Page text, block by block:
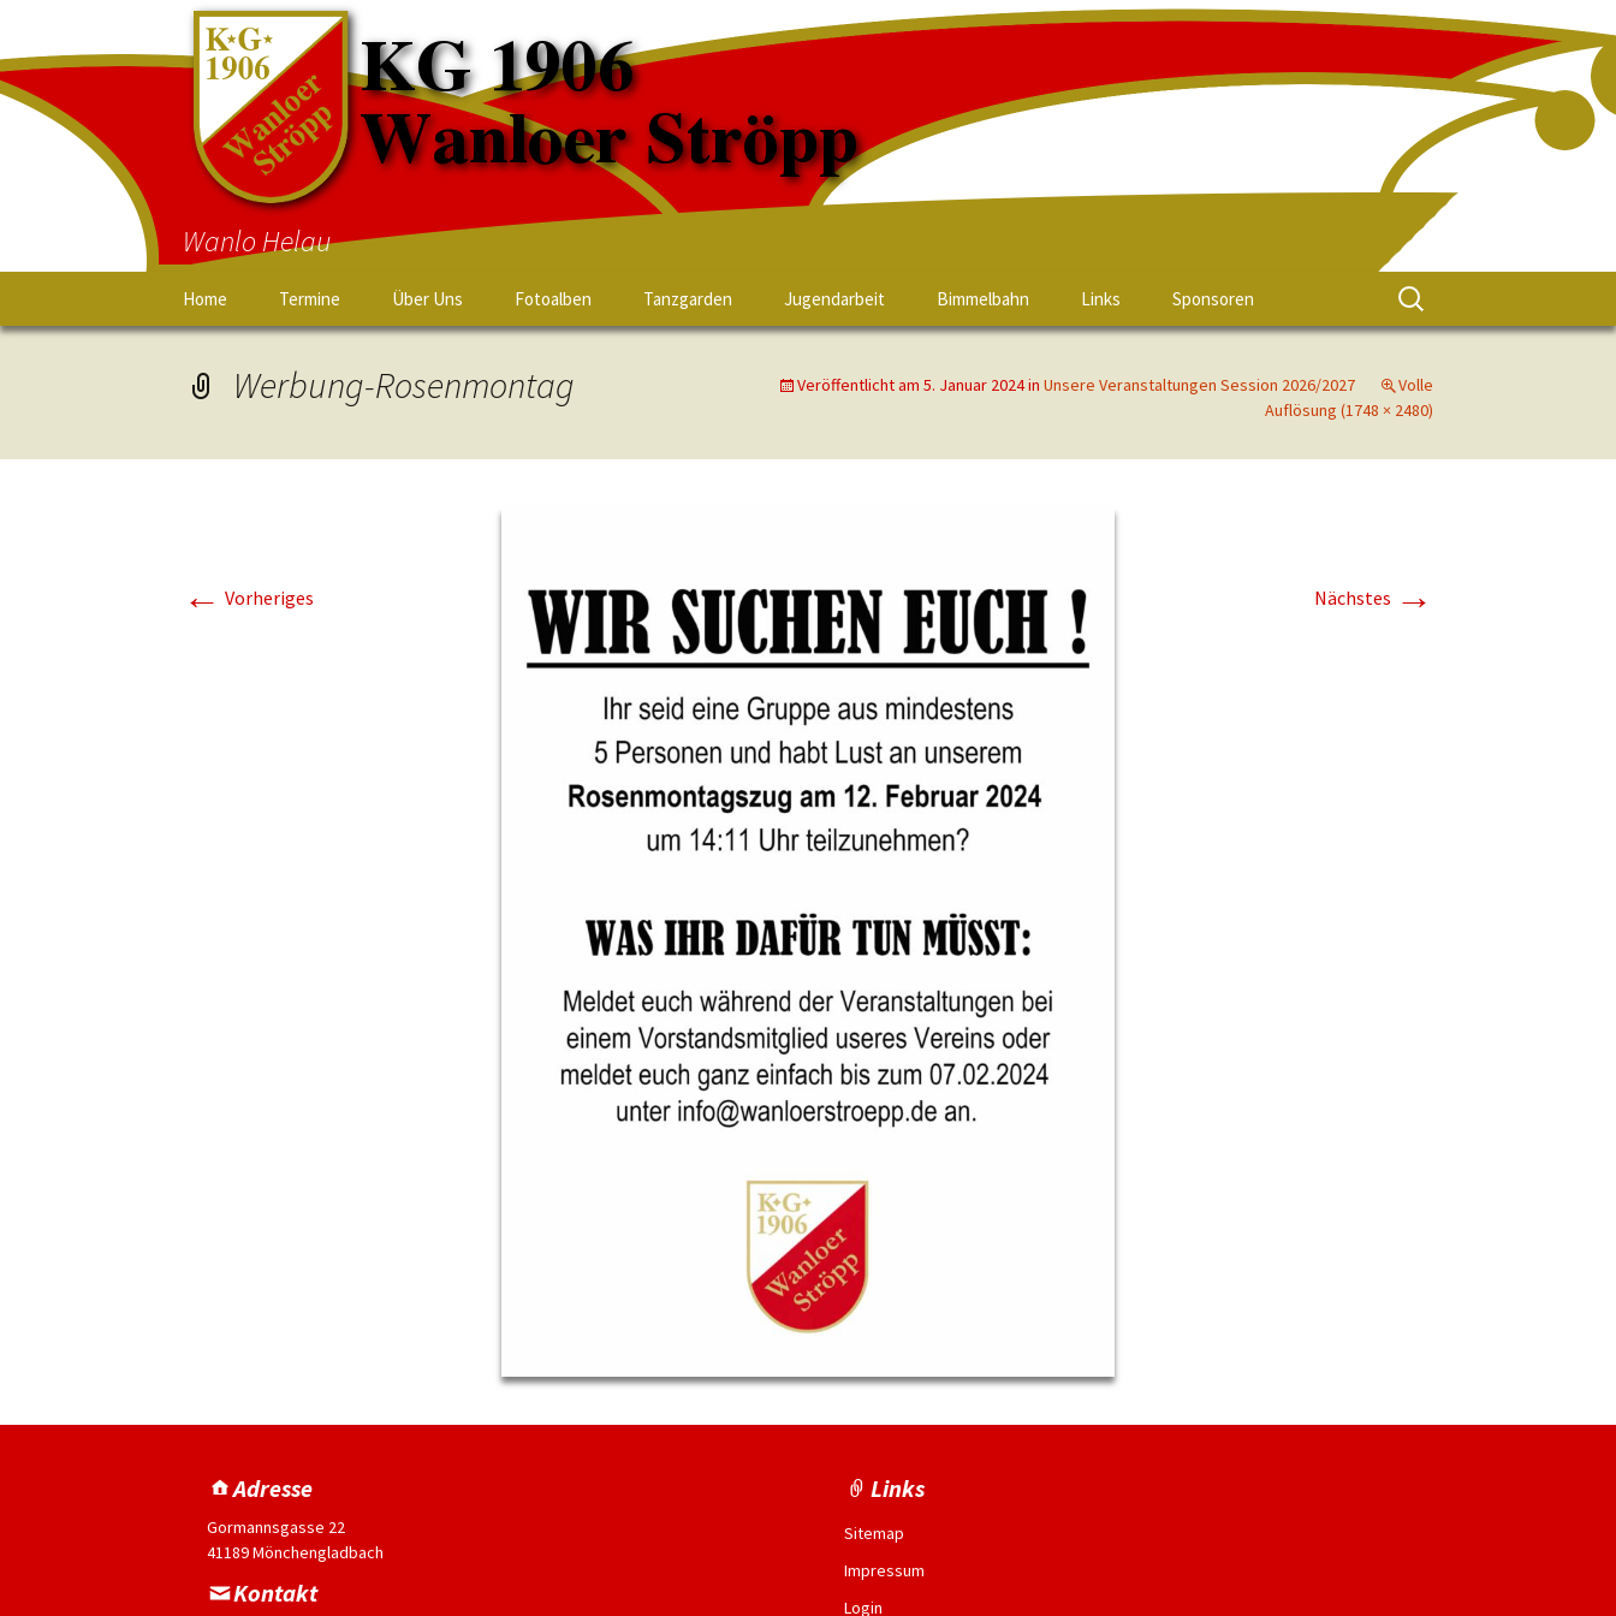
Wanlo Helau
Home Termine Über Uns Fotoalben Tanzgarden Jugendarbeit Bimmelbahn Links Sponsoren
Werbung-Rosenmontag Veröffentlicht am 5. Januar 2024in Unsere Veranstaltungen Session 2026/2027
Volle
Auflösung (1748 × 2480)
← Vorheriges Nächstes →
Adresse
Gormannsgasse 22
41189 Mönchengladbach
Kontakt
Links
Sitemap
Impressum
Login